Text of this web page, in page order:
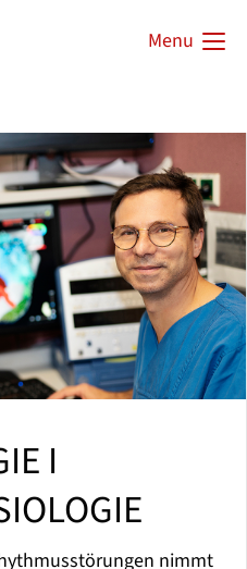
Menu
I
nimmt